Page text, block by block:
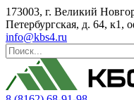
173003, г. Великий
Петербургская, д. 64, к1,
info@kbs4.ru